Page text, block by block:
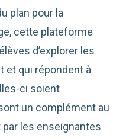
plan pour la
cette plateforme
d’explorer les
et qui répondent à
ci soient
un complément au
les enseignantes